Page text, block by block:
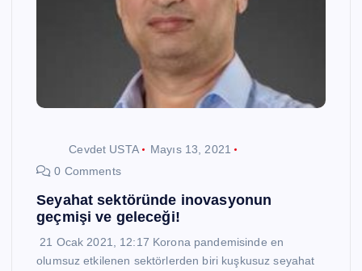
Cevdet USTA
Mayıs 13, 2021
0 Comments
Seyahat sektöründe inovasyonun
geçmişi ve geleceği!
21 Ocak 2021, 12:17 Korona pandemisinde en
olumsuz etkilenen sektörlerden biri kuşkusuz seyahat